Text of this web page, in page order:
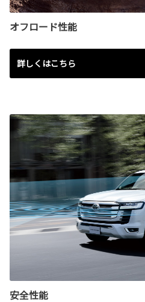
オフロード性能
詳しくはこちら
安全性能